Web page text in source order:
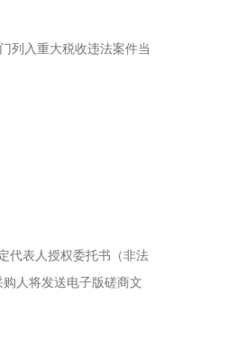
列入重大税收违法案件当
代表人授权委托书（非法
人将发送电子版磋商文